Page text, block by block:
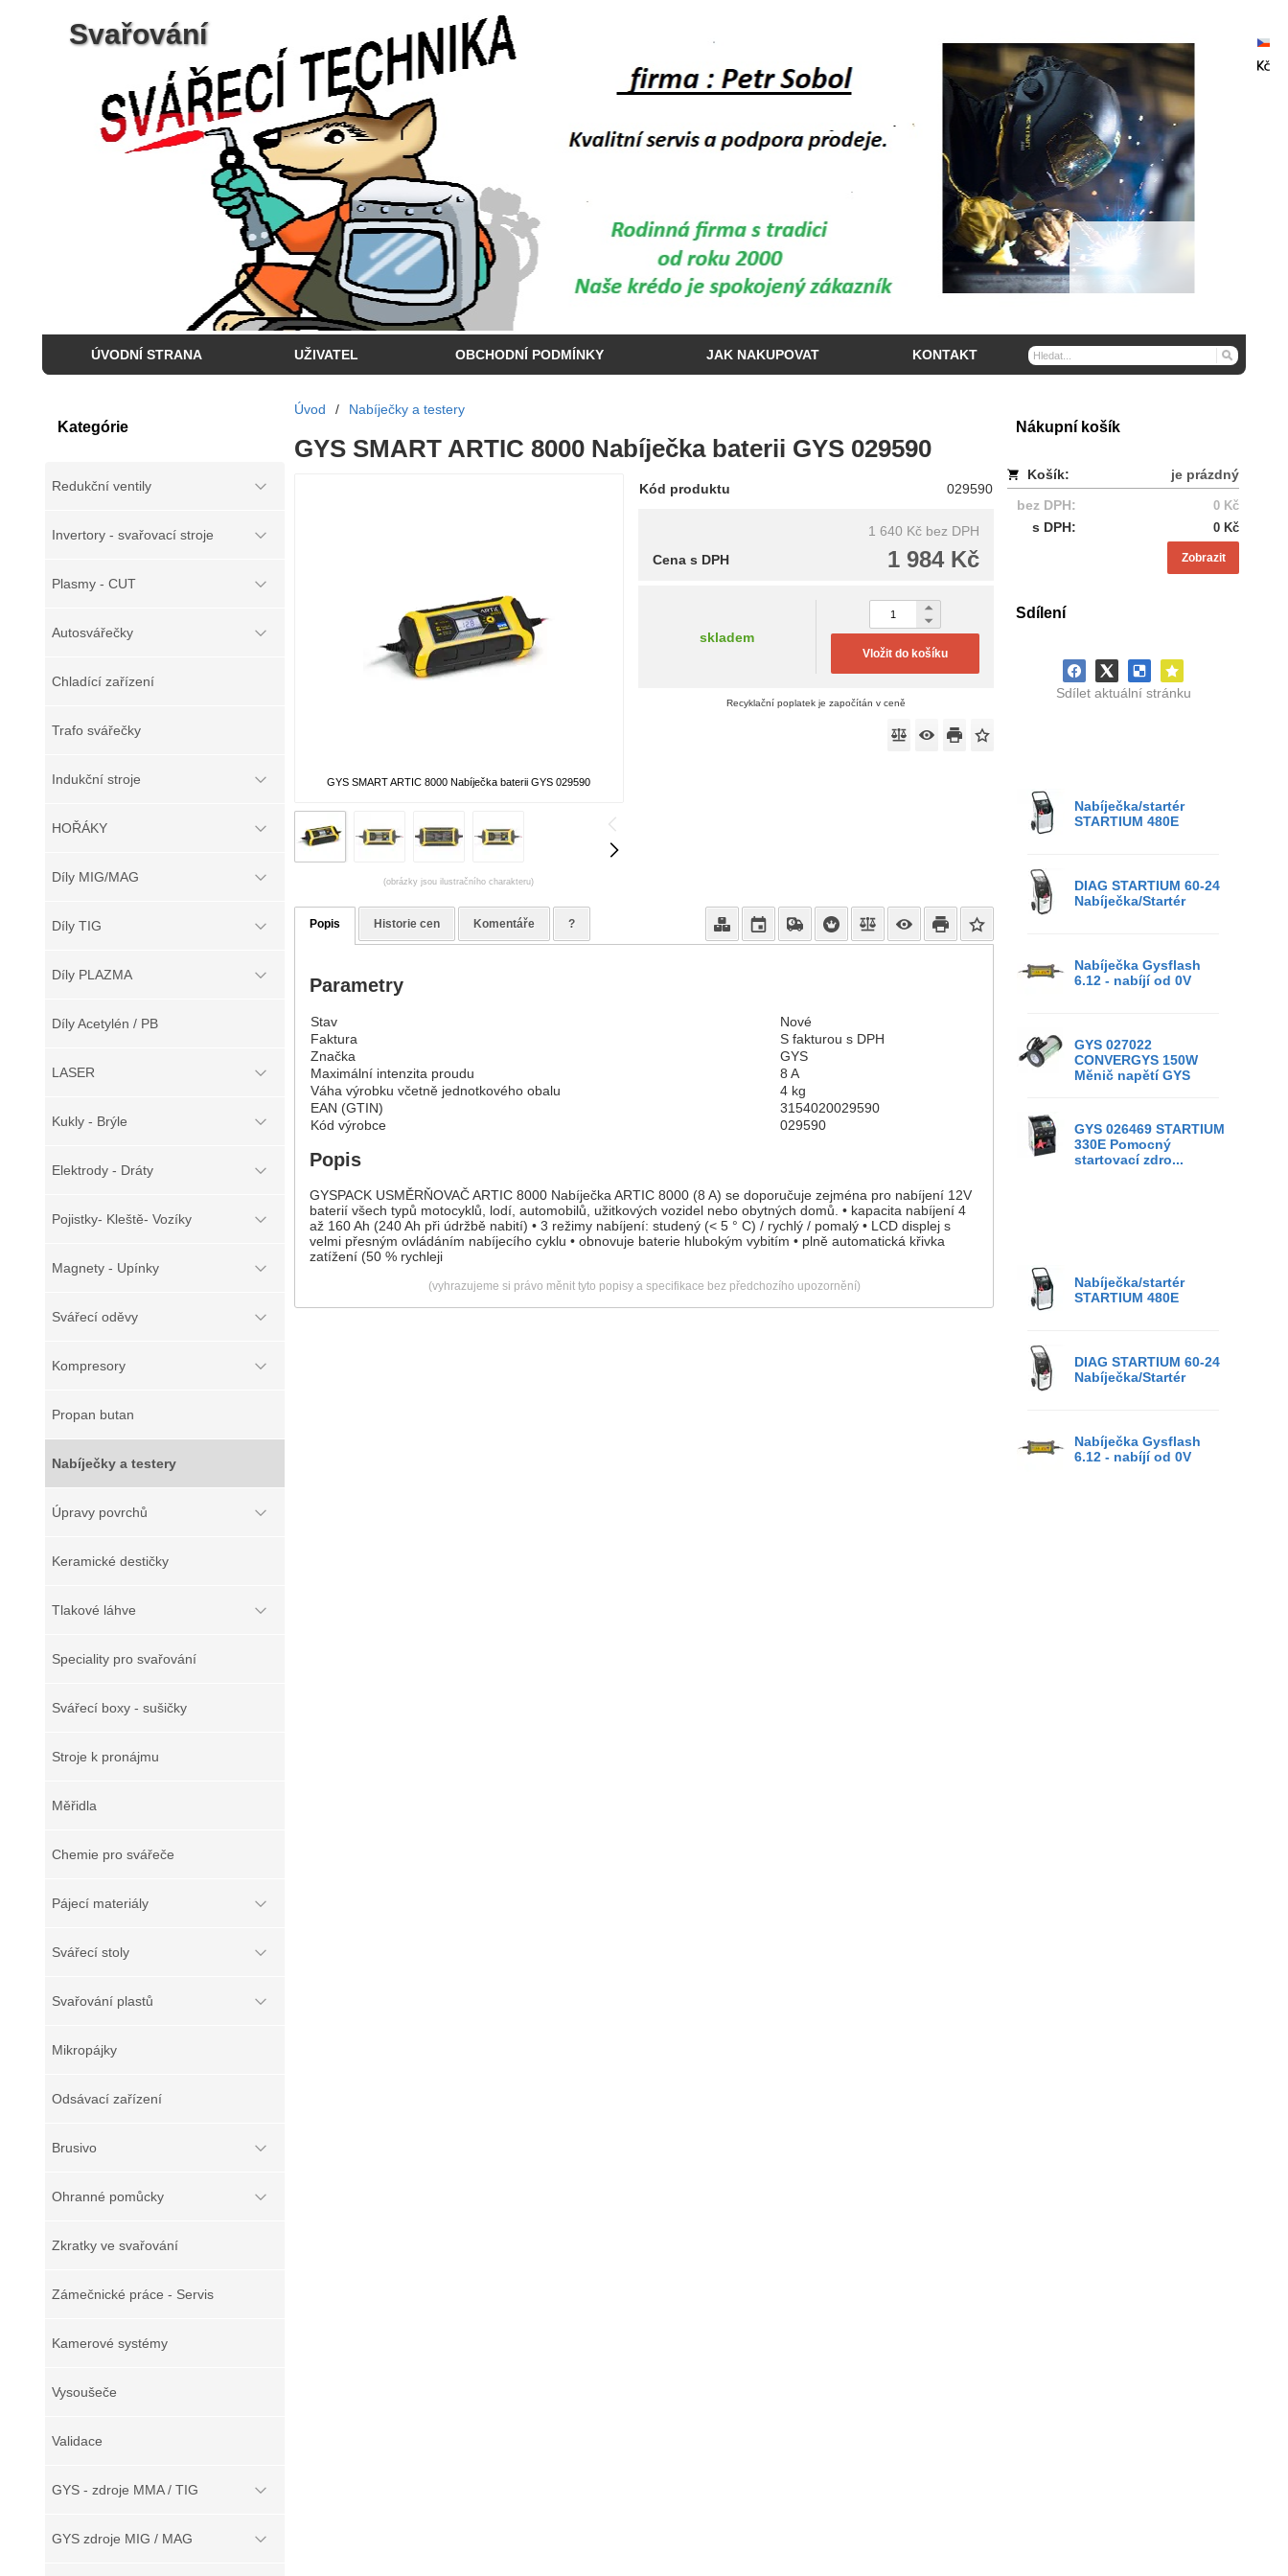
Svařování
ÚVODNÍ STRANA UŽIVATEL OBCHODNÍ PODMÍNKY JAK NAKUPOVAT KONTAKT
Nákupní košík
Košík:
je prázdný
bez DPH:
0 Kč
s DPH: 0 Kč
Zobrazit
Sdílení
Sdílet aktuální stránku
Nabíječka/startér
STARTIUM 480E
DIAG STARTIUM 60-24
Nabíječka/Startér
Nabíječka Gysflash
6.12 - nabíjí od 0V
GYS 027022
CONVERGYS 150W
Měnič napětí GYS
GYS 026469 STARTIUM
330E Pomocný
startovací zdro...
Nabíječka/startér
STARTIUM 480E
DIAG STARTIUM 60-24
Nabíječka/Startér
Nabíječka Gysflash
6.12 - nabíjí od 0V
Kategórie
Redukční ventily
Invertory - svařovací stroje
Plasmy - CUT
Autosvářečky
Chladící zařízení
Trafo svářečky
Indukční stroje
HOŘÁKY
Díly MIG/MAG
Díly TIG
Díly PLAZMA
Díly Acetylén / PB
LASER
Kukly - Brýle
Elektrody - Dráty
Pojistky- Kleště- Vozíky
Magnety - Upínky
Svářecí oděvy
Kompresory
Propan butan
Nabíječky a testery
Úpravy povrchů
Keramické destičky
Tlakové láhve
Speciality pro svařování
Svářecí boxy - sušičky
Stroje k pronájmu
Měřidla
Chemie pro svářeče
Pájecí materiály
Svářecí stoly
Svařování plastů
Mikropájky
Odsávací zařízení
Brusivo
Ohranné pomůcky
Zkratky ve svařování
Zámečnické práce - Servis
Kamerové systémy
Vysoušeče
Validace
GYS - zdroje MMA / TIG
GYS zdroje MIG / MAG
Úvod / Nabíječky a testery
GYS SMART ARTIC 8000 Nabíječka baterii GYS 029590
GYS SMART ARTIC 8000 Nabíječka baterii GYS 029590
(obrázky jsou ilustračního charakteru)
Kód produktu 029590
1 640 Kč bez DPH
1 984 Kč
Cena s DPH
skladem
Vložit do košíku
Recyklační poplatek je započítán v ceně
Popis Historie cen Komentáře ?
Parametry
Stav
Nové
Faktura
S fakturou s DPH
Značka
GYS
Maximální intenzita proudu
8 A
Váha výrobku včetně jednotkového obalu
4 kg
EAN (GTIN)
3154020029590
Kód výrobce
029590
Popis
GYSPACK USMĚRŇOVAČ ARTIC 8000 Nabíječka ARTIC 8000 (8 A) se doporučuje zejména pro nabíjení 12V
baterií všech typů motocyklů, lodí, automobilů, užitkových vozidel nebo obytných domů. • kapacita nabíjení 4
až 160 Ah (240 Ah při údržbě nabití) • 3 režimy nabíjení: studený (< 5 ° C) / rychlý / pomalý • LCD displej s
velmi přesným ovládáním nabíjecího cyklu • obnovuje baterie hlubokým vybitím • plně automatická křivka
zatížení (50 % rychleji
(vyhrazujeme si právo měnit tyto popisy a specifikace bez předchozího upozornění)